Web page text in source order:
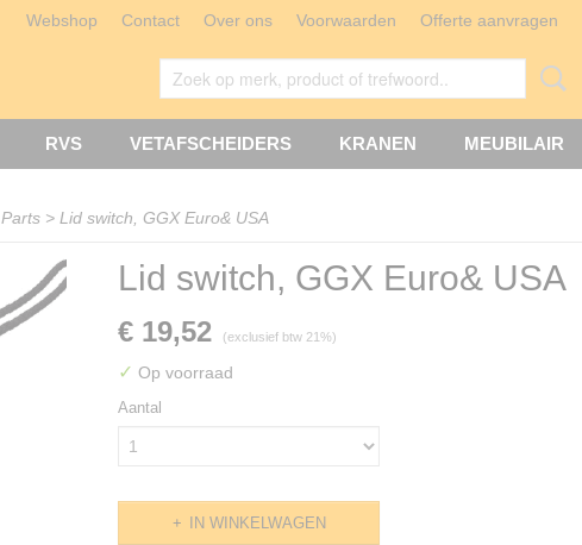
Webshop Contact Over ons Voorwaarden Offerte aanvragen
RVS VETAFSCHEIDERS KRANEN MEUBILAIR
Parts > Lid switch, GGX Euro& USA
Lid switch, GGX Euro& USA
€ 19,52 (exclusief btw 21%)
✓ Op voorraad
Aantal
IN WINKELWAGEN